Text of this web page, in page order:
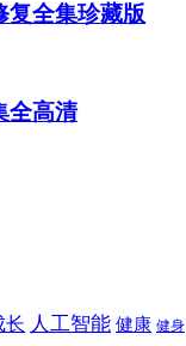
复全集珍藏版
全高清
长 人工智能 健康 健身